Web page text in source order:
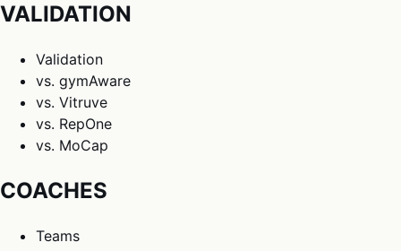
VALIDATION
Validation
vs. gymAware
vs. Vitruve
vs. RepOne
vs. MoCap
COACHES
Teams